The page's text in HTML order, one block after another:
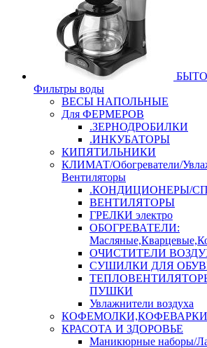
Фильтры воды
ВЕСЫ НАПОЛЬНЫЕ
Для ФЕРМЕРОВ
.ЗЕРНОДРОБИЛКИ
.ИНКУБАТОРЫ
КИПЯТИЛЬНИКИ
КЛИМАТ/Обогреватели/
Вентиляторы
.КОНДИЦИОНЕРЫ/
ВЕНТИЛЯТОРЫ
ГРЕЛКИ электро
ОБОГРЕВАТЕЛИ:
ОЧИСТИТЕЛИ
СУШИЛКИ ДЛЯ
ПУШКИ
Увлажнители воздуха
КОФЕМОЛКИ,КОФЕВАРКИ
КРАСОТА И ЗДОРОВЬЕ
Маникюрные наборы/